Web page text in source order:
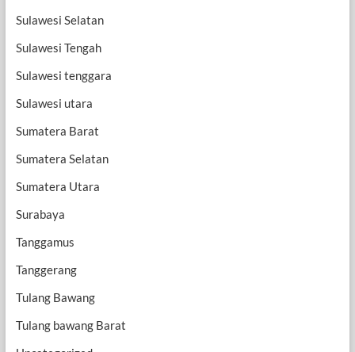
Sulawesi Selatan
Sulawesi Tengah
Sulawesi tenggara
Sulawesi utara
Sumatera Barat
Sumatera Selatan
Sumatera Utara
Surabaya
Tanggamus
Tanggerang
Tulang Bawang
Tulang bawang Barat